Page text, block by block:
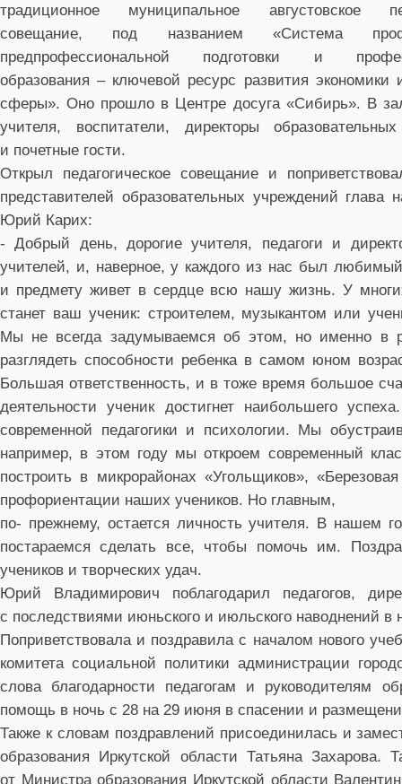
традиционное муниципальное августовское
совещание, под названием «Система
предпрофессиональной подготовки и
образования – ключевой ресурс развития экономики
сферы». Оно прошло в Центре досуга «Сибирь». В
учителя, воспитатели, директоры
и почетные гости.
Открыл педагогическое совещание и
представителей образовательных учреждений глава
Юрий Карих:
- Добрый день, дорогие учителя, педагоги и
учителей, и, наверное, у каждого из нас был
и предмету живет в сердце всю нашу жизнь. У
станет ваш ученик: строителем, музыкантом или
Мы не всегда задумываемся об этом, но именно в
разглядеть способности ребенка в самом юном
Большая ответственность, и в тоже время большое
деятельности ученик достигнет наибольшего
современной педагогики и психологии. Мы
например, в этом году мы откроем современный
построить в микрорайонах «Угольщиков»,
профориентации наших учеников. Но главным,
по- прежнему, остается личность учителя. В нашем
постараемся сделать все, чтобы помочь им.
учеников и творческих удач.
Юрий Владимирович поблагодарил педагогов,
с последствиями июньского и июльского наводнений в
Поприветствовала и поздравила с началом нового
комитета социальной политики администрации
слова благодарности педагогам и руководителям
помощь в ночь с 28 на 29 июня в спасении и
Также к словам поздравлений присоединилась и
образования Иркутской области Татьяна
от Министра образования Иркутской области